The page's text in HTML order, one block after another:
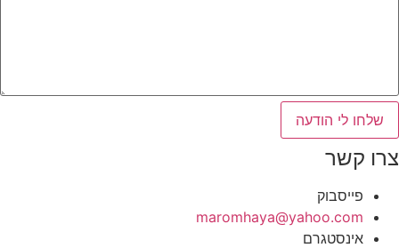
שלחו לי הודעה
צרו קשר
פייסבוק
‫maromhaya@yahoo.com
אינסטגרם